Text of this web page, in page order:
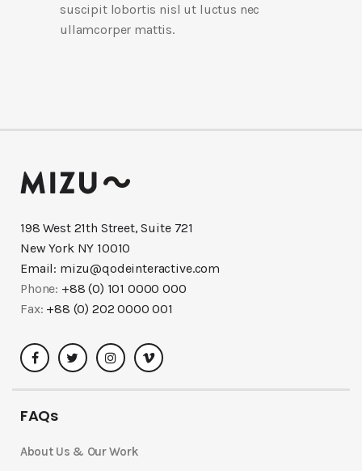
suscipit lobortis nisl ut luctus nec
ullamcorper mattis.
198 West 21th Street, Suite 721
New York NY 10010
Email: mizu@qodeinteractive.com
Phone: +88 (0) 101 0000 000
Fax: +88 (0) 202 0000 001
FAQs
About Us & Our Work